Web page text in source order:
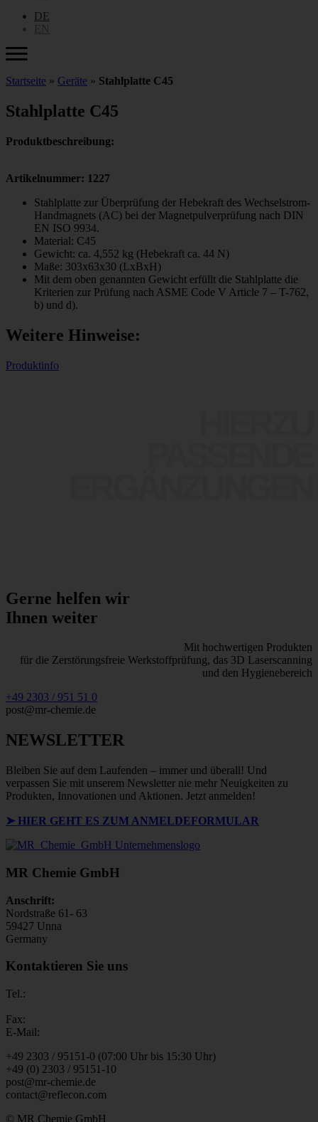
DE
Startseite » Geräte » Stahlplatte C45
Stahlplatte C45
Produktbeschreibung:
Artikelnummer: 1227
Stahlplatte zur Überprüfung der Hebekraft des Wechselstrom-
Handmagnets (AC) bei der Magnetpulverprüfung nach DIN
EN ISO 9934.
Material: C45
Gewicht: ca. 4,552 kg (Hebekraft ca. 44 N)
Maße: 303x63x30 (LxBxH)
Mit dem oben genannten Gewicht erfüllt die Stahlplatte die
Kriterien zur Prüfung nach ASME Code V Article 7 – T-762,
b) und d).
Weitere Hinweise:
Produktinfo
Gerne helfen wir
Ihnen weiter
Mit hochwertigen Produkten
für die Zerstörungsfreie Werkstoffprüfung, das 3D Laserscanning
und den Hygienebereich
+49 2303 / 951 51 0
post@mr-chemie.de
NEWSLETTER
Bleiben Sie auf dem Laufenden – immer und überall! Und
verpassen Sie mit unserem Newsletter nie mehr Neuigkeiten zu
Produkten, Innovationen und Aktionen. Jetzt anmelden!
➤ HIER GEHT ES ZUM ANMELDEFORMULAR
MR Chemie GmbH
Anschrift:
Nordstraße 61- 63
59427 Unna
Germany
Kontaktieren Sie uns
Tel.:
Fax:
E-Mail:
+49 2303 / 95151-0 (07:00 Uhr bis 15:30 Uhr)
+49 (0) 2303 / 95151-10
post@mr-chemie.de
contact@reflecon.com
© MR Chemie GmbH